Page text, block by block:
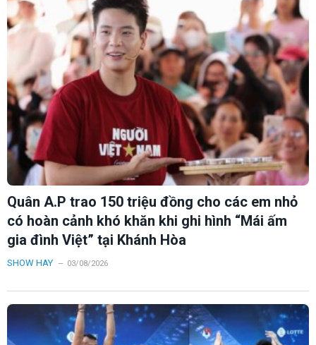
Quân A.P trao 150 triệu đồng cho các em nhỏ
có hoàn cảnh khó khăn khi ghi hình “Mái ấm
gia đình Việt” tại Khánh Hòa
SHOW HAY 03/08/2026